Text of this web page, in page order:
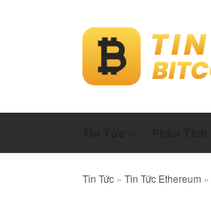
Tin Tức » Tin Tức Ethereum »